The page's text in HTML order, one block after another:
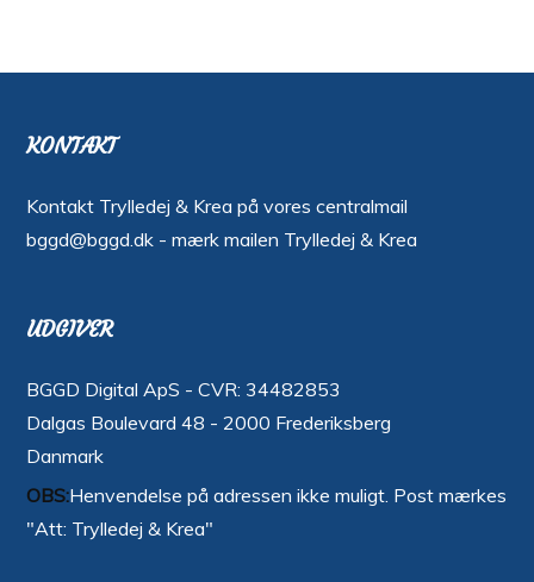
KONTAKT
Kontakt Trylledej & Krea på vores centralmail
bggd@bggd.dk - mærk mailen Trylledej & Krea
UDGIVER
BGGD Digital ApS - CVR: 34482853
Dalgas Boulevard 48 - 2000 Frederiksberg
Danmark
OBS:Henvendelse på adressen ikke muligt. Post mærkes
"Att: Trylledej & Krea"